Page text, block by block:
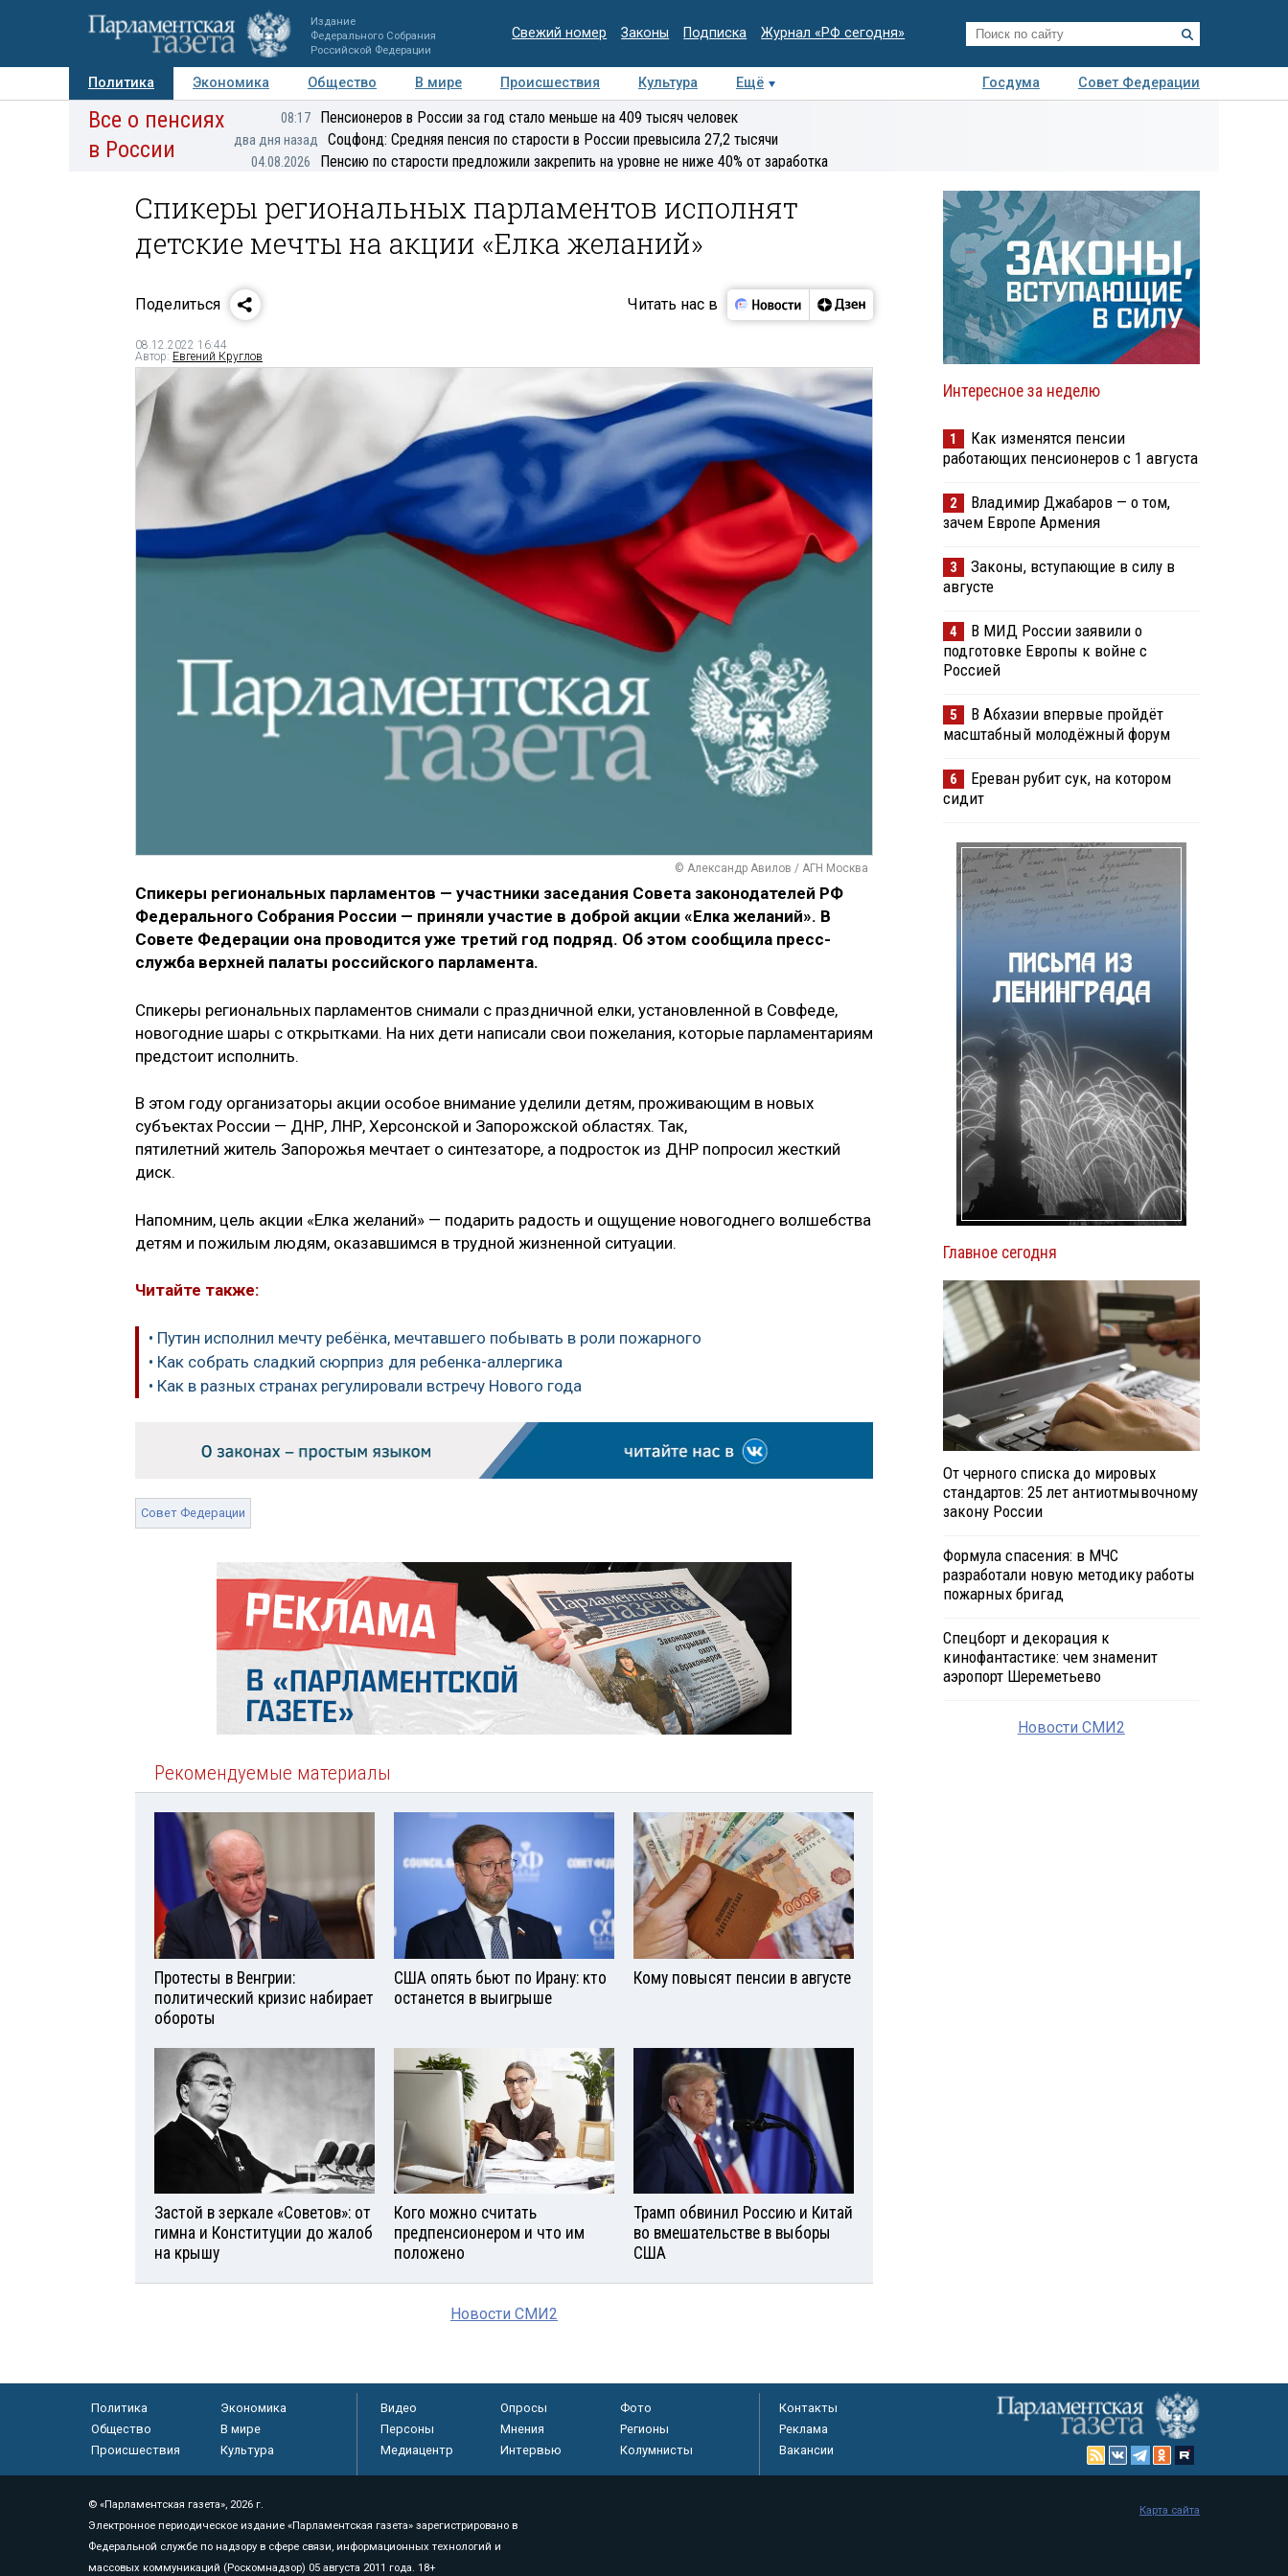
Издание
Федерального Собрания
Российской Федерации
Свежий номер Законы Подписка Журнал «РФ сегодня»
Политика Экономика Общество В мире Происшествия Культура Ещё Госдума
Совет Федерации
Авторы Персоны Мнения Регионы Медиацентр Интервью Колумнисты
Все о пенсиях
в России
08:17 Пенсионеров в России за год стало меньше на 409 тысяч человек
два дня назад Соцфонд: Средняя пенсия по старости в России превысила 27,2 тысячи
04.08.2026 Пенсию по старости предложили закрепить на уровне не ниже 40% от заработка
Спикеры региональных парламентов исполнят
детские мечты на акции «Елка желаний»
Поделиться Читать нас в
08.12.2022 16:44
Автор: Евгений Круглов
© Александр Авилов / АГН Москва
Спикеры региональных парламентов — участники заседания Совета законодателей РФ
Федерального Собрания России — приняли участие в доброй акции «Елка желаний». В
Совете Федерации она проводится уже третий год подряд. Об этом сообщила пресс-
служба верхней палаты российского парламента.
Спикеры региональных парламентов снимали с праздничной елки, установленной в Совфеде,
новогодние шары с открытками. На них дети написали свои пожелания, которые парламентариям
предстоит исполнить.
В этом году организаторы акции особое внимание уделили детям, проживающим в новых
субъектах России — ДНР, ЛНР, Херсонской и Запорожской областях. Так,
пятилетний житель Запорожья мечтает о синтезаторе, а подросток из ДНР попросил жесткий
диск.
Напомним, цель акции «Елка желаний» — подарить радость и ощущение новогоднего волшебства
детям и пожилым людям, оказавшимся в трудной жизненной ситуации.
Читайте также:
• Путин исполнил мечту ребёнка, мечтавшего побывать в роли пожарного
• Как собрать сладкий сюрприз для ребенка-аллергика
• Как в разных странах регулировали встречу Нового года
Совет Федерации
Рекомендуемые материалы
Протесты в Венгрии:
политический кризис набирает
обороты
США опять бьют по Ирану: кто
останется в выигрыше
Кому повысят пенсии в августе
Застой в зеркале «Советов»: от
гимна и Конституции до жалоб
на крышу
Кого можно считать
предпенсионером и что им
положено
Трамп обвинил Россию и Китай
во вмешательстве в выборы
США
Новости СМИ2
Интересное за неделю
1
Как изменятся пенсии
работающих пенсионеров с 1 августа
2
Владимир Джабаров — о том,
зачем Европе Армения
3
Законы, вступающие в силу в
августе
4
В МИД России заявили о
подготовке Европы к войне с
Россией
5
В Абхазии впервые пройдёт
масштабный молодёжный форум
6
Ереван рубит сук, на котором
сидит
Главное сегодня
От черного списка до мировых
стандартов: 25 лет антиотмывочному
закону России
Формула спасения: в МЧС
разработали новую методику работы
пожарных бригад
Спецборт и декорация к
кинофантастике: чем знаменит
аэропорт Шереметьево
Новости СМИ2
Политика
Экономика
Общество
В мире
Происшествия
Культура
Видео Опросы
Фото
Персоны
Мнения
Регионы
Медиацентр
Интервью Колумнисты
Контакты
Реклама
Вакансии
© «Парламентская газета», 2026 г.
Электронное периодическое издание «Парламентская газета» зарегистрировано в
Федеральной службе по надзору в сфере связи, информационных технологий и
массовых коммуникаций (Роскомнадзор) 05 августа 2011 года. 18+
Карта сайта